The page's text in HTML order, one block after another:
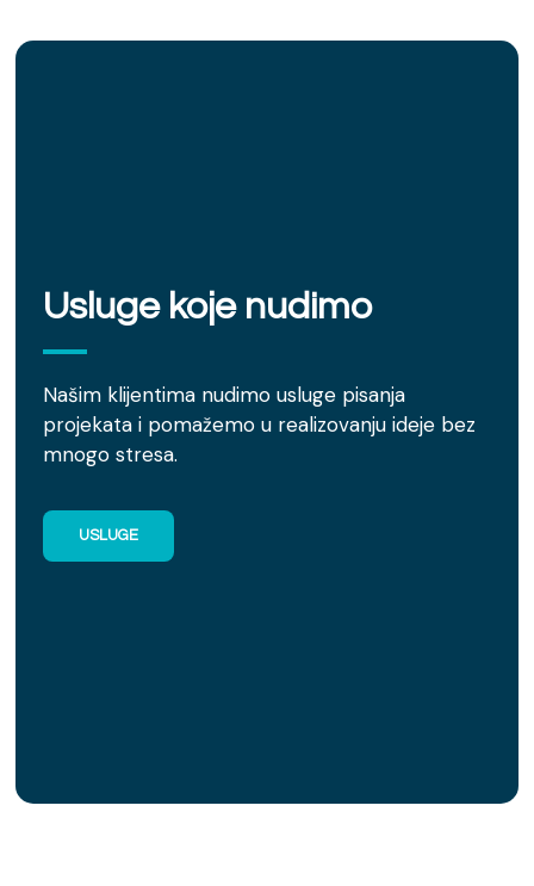
Usluge koje nudimo
Našim klijentima nudimo usluge pisanja
projekata i pomažemo u realizovanju ideje bez
mnogo stresa.
USLUGE